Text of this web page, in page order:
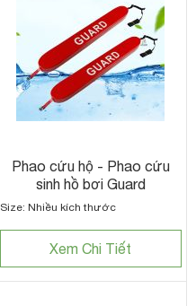
Phao cứu hộ - Phao cứu
sinh hồ bơi Guard
Size: Nhiều kích thước
Xem Chi Tiết